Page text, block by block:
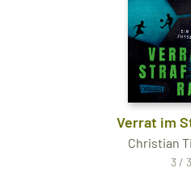
Verrat im
Christian
3 / 3